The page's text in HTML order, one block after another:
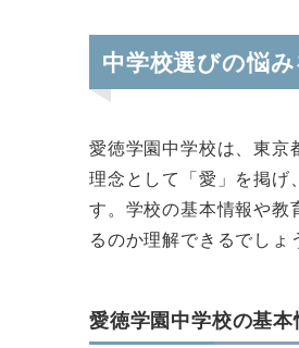
中学校選びの悩
愛徳学園中学校は、東京
理念として「愛」を掲げ
す。学校の基本情報や教
るのか理解できるでしょ
愛徳学園中学校の基